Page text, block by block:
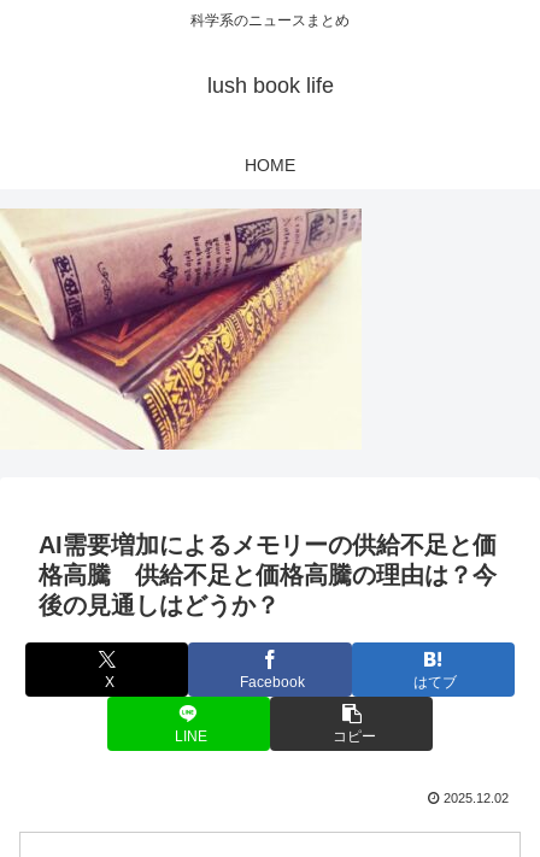
科学系のニュースまとめ
lush book life
HOME
AI需要増加によるメモリーの供給不足と価
格高騰 供給不足と価格高騰の理由は？今
後の見通しはどうか？
X Facebook はてブ
LINE コピー
2025.12.02